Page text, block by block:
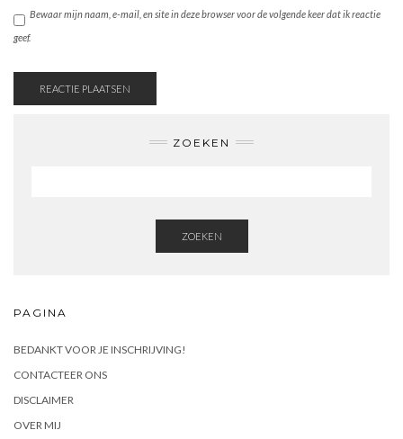
Bewaar mijn naam, e-mail, en site in deze browser voor de volgende keer dat ik reactie
geef.
ZOEKEN
ZOEKEN
PAGINA
BEDANKT VOOR JE INSCHRIJVING!
CONTACTEER ONS
DISCLAIMER
OVER MIJ